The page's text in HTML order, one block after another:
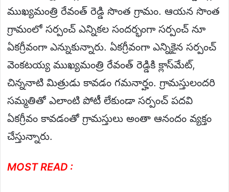
ముఖ్యమంత్రి రేవంత్ రెడ్డి సొంత గ్రామం. ఆయన సొంత
గ్రామంలో సర్పంచ్ ఎన్నికల సందర్భంగా సర్పంచ్ నూ
ఏకగ్రీవంగా ఎన్నుకున్నారు. ఏకగ్రీవంగా ఎన్నికైన సర్పంచ్
వెంకటయ్య ముఖ్యమంత్రి రేవంత్ రెడ్డికి క్లాస్‌మేట్,
చిన్ననాటి మిత్రుడు కావడం గమనార్హం. గ్రామస్తులందరి
సమ్మతితో ఎలాంటి పోటీ లేకుండా సర్పంచ్ పదవి
ఏకగ్రీవం కావడంతో గ్రామస్తులు అంతా ఆనందం వ్యక్తం
చేస్తున్నారు.
MOST READ :